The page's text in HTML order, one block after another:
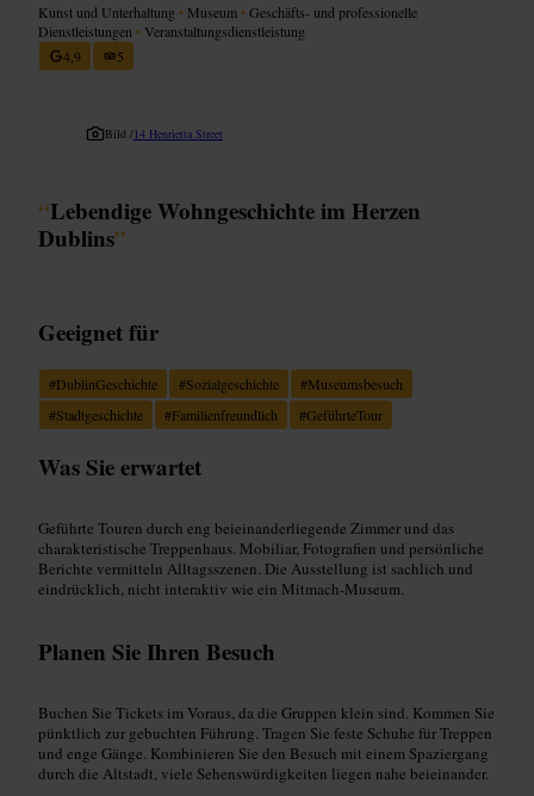
Kunst und Unterhaltung • Museum •Geschäfts- und professionelle
Dienstleistungen • Veranstaltungsdienstleistung
4,9
5
Bild /14 Henrietta Street
“Lebendige Wohngeschichte im Herzen
Dublins”
Geeignet für
#DublinGeschichte #Sozialgeschichte #Museumsbesuch
#Stadtgeschichte #Familienfreundlich #GeführteTour
Was Sie erwartet
Geführte Touren durch eng beieinanderliegende Zimmer und das
charakteristische Treppenhaus. Mobiliar, Fotografien und persönliche
Berichte vermitteln Alltagsszenen. Die Ausstellung ist sachlich und
eindrücklich, nicht interaktiv wie ein Mitmach-Museum.
Planen Sie Ihren Besuch
Buchen Sie Tickets im Voraus, da die Gruppen klein sind. Kommen Sie
pünktlich zur gebuchten Führung. Tragen Sie feste Schuhe für Treppen
und enge Gänge. Kombinieren Sie den Besuch mit einem Spaziergang
durch die Altstadt, viele Sehenswürdigkeiten liegen nahe beieinander.